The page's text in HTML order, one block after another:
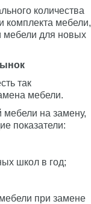
количества
комплекта мебели,
мебели для новых
так
мебели.
мебели на замену,
показатели:
школ в год;
при замене